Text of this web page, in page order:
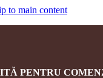
to main content
PENTRU